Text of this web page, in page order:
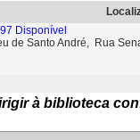
Disponível
de Santo André, Rua
à biblioteca